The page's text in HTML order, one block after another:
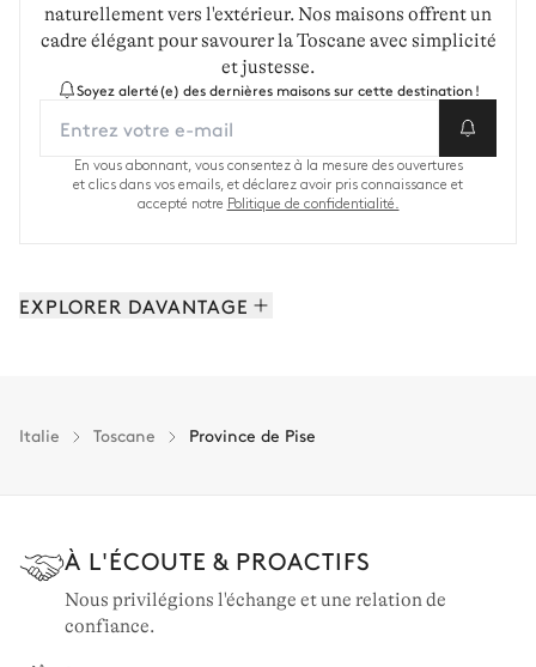
naturellement vers l'extérieur. Nos maisons offrent un
cadre élégant pour savourer la Toscane avec simplicité
et justesse.
Soyez alerté(e) des dernières maisons sur cette destination !
En vous abonnant, vous consentez à la mesure des ouvertures
et clics dans vos emails, et déclarez avoir pris connaissance et
accepté notre Politique de confidentialité.
EXPLORER DAVANTAGE
Province de Grosseto: 15 propriétés
Italie Toscane Province de Pise
À L'ÉCOUTE & PROACTIFS
Nous privilégions l'échange et une relation de
confiance.